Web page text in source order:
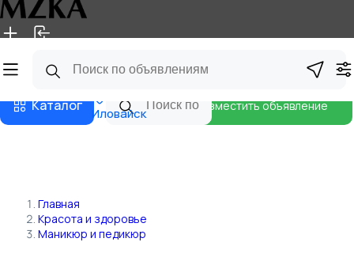
Главная Магазины
Каталог Иловайск
Разместить объявление
Главная
Красота и здоровье
Маникюр и педикюр